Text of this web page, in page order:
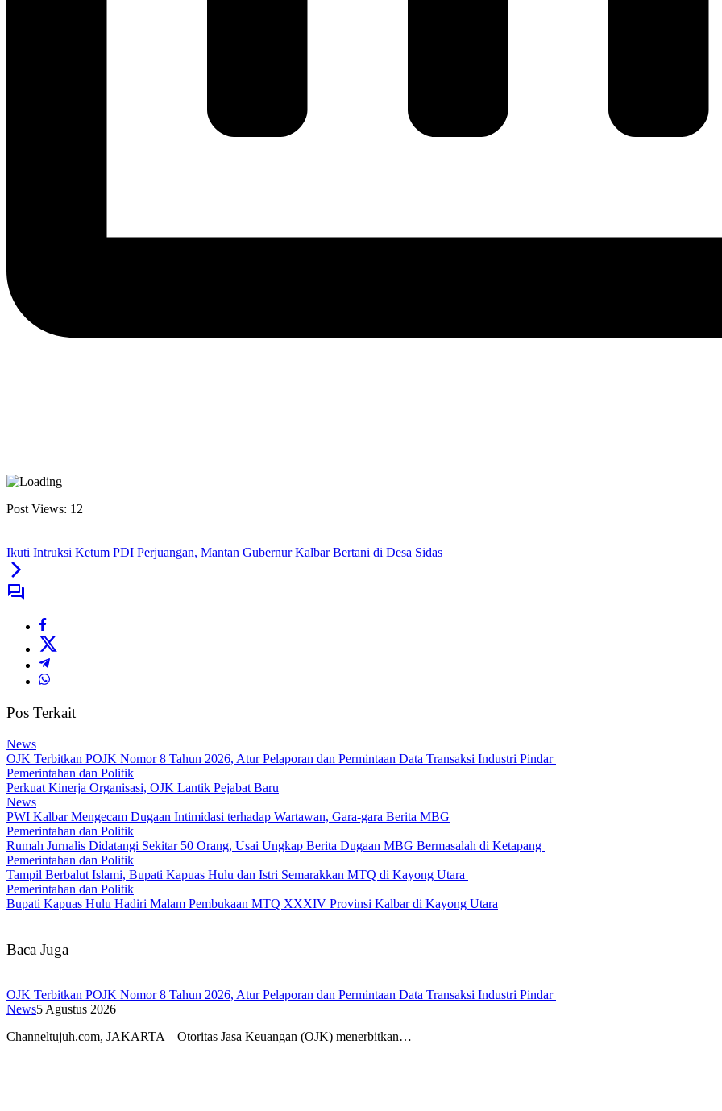
Post Views: 12
Ikuti Intruksi Ketum PDI Perjuangan, Mantan Gubernur Kalbar Bertani di Desa Sidas
Pos Terkait
News
OJK Terbitkan POJK Nomor 8 Tahun 2026, Atur Pelaporan dan Permintaan Data Transaksi Industri Pindar
Pemerintahan dan Politik
Perkuat Kinerja Organisasi, OJK Lantik Pejabat Baru
News
PWI Kalbar Mengecam Dugaan Intimidasi terhadap Wartawan, Gara-gara Berita MBG
Pemerintahan dan Politik
Rumah Jurnalis Didatangi Sekitar 50 Orang, Usai Ungkap Berita Dugaan MBG Bermasalah di Ketapang
Pemerintahan dan Politik
Tampil Berbalut Islami, Bupati Kapuas Hulu dan Istri Semarakkan MTQ di Kayong Utara
Pemerintahan dan Politik
Bupati Kapuas Hulu Hadiri Malam Pembukaan MTQ XXXIV Provinsi Kalbar di Kayong Utara
Baca Juga
OJK Terbitkan POJK Nomor 8 Tahun 2026, Atur Pelaporan dan Permintaan Data Transaksi Industri Pindar
News5 Agustus 2026
Channeltujuh.com, JAKARTA – Otoritas Jasa Keuangan (OJK) menerbitkan…